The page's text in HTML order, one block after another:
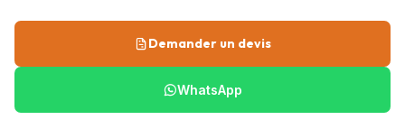
Demander un devis
WhatsApp